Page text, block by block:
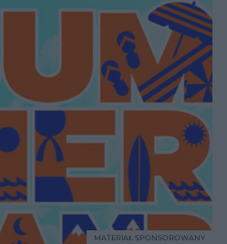
MATERIAŁ SPONSOROWANY